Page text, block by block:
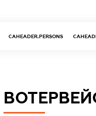
CAHEADER.PERSONS